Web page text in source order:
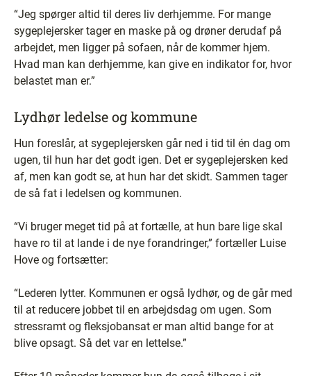
“Jeg spørger altid til deres liv derhjemme. For mange
sygeplejersker tager en maske på og drøner derudaf på
arbejdet, men ligger på sofaen, når de kommer hjem.
Hvad man kan derhjemme, kan give en indikator for, hvor
belastet man er.”
Lydhør ledelse og kommune
Hun foreslår, at sygeplejersken går ned i tid til én dag om
ugen, til hun har det godt igen. Det er sygeplejersken ked
af, men kan godt se, at hun har det skidt. Sammen tager
de så fat i ledelsen og kommunen.
“Vi bruger meget tid på at fortælle, at hun bare lige skal
have ro til at lande i de nye forandringer,” fortæller Luise
Hove og fortsætter:
“Lederen lytter. Kommunen er også lydhør, og de går med
til at reducere jobbet til en arbejdsdag om ugen. Som
stressramt og fleksjobansat er man altid bange for at
blive opsagt. Så det var en lettelse.”